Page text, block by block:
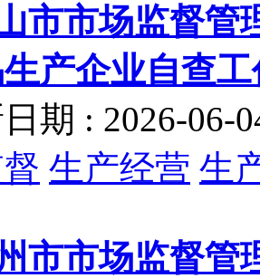
市市场监督管
产企业自查
期 : 2026-06-
生产经营 生
市市场监督管